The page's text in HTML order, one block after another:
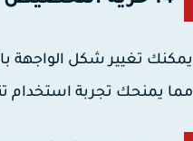
تغيير شكل الواجهة
يمنحك تجربة استخدام